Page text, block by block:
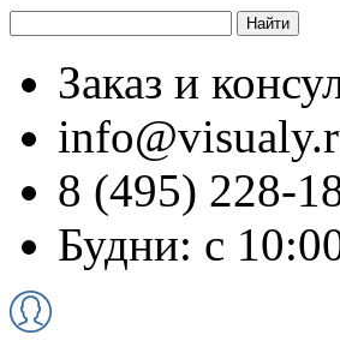
Заказ и
8 (495) 228-
Будни: с